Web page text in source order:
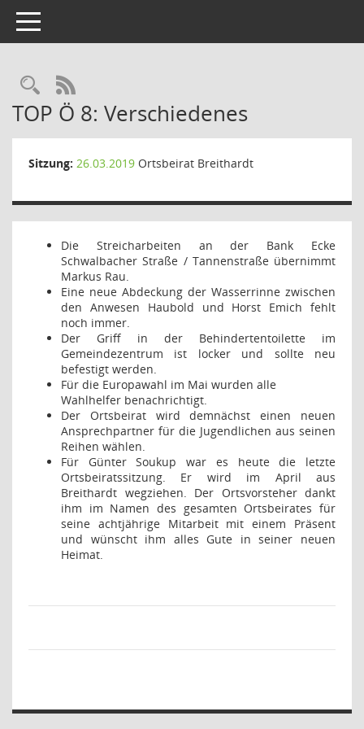
Toggle navigation
Rechercheauswahl
RSS-Feed
TOP Ö 8: Verschiedenes
Sitzung: 26.03.2019 Ortsbeirat Breithardt
Die Streicharbeiten an der Bank Ecke
Schwalbacher Straße / Tannenstraße übernimmt
Markus Rau.
Eine neue Abdeckung der Wasserrinne zwischen
den Anwesen Haubold und Horst Emich fehlt
noch immer.
Der Griff in der Behindertentoilette im
Gemeindezentrum ist locker und sollte neu
befestigt werden.
Für die Europawahl im Mai wurden alle
Wahlhelfer benachrichtigt.
Der Ortsbeirat wird demnächst einen neuen
Ansprechpartner für die Jugendlichen aus seinen
Reihen wählen.
Für Günter Soukup war es heute die letzte
Ortsbeiratssitzung. Er wird im April aus
Breithardt wegziehen. Der Ortsvorsteher dankt
ihm im Namen des gesamten Ortsbeirates für
seine achtjährige Mitarbeit mit einem Präsent
und wünscht ihm alles Gute in seiner neuen
Heimat.